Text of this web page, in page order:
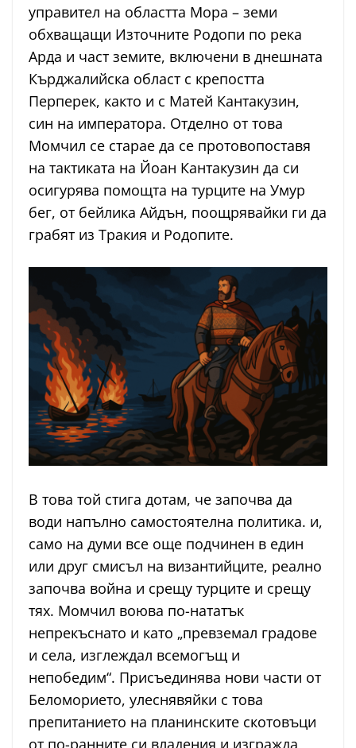
управител на областта Мора – земи
обхващащи Източните Родопи по река
Арда и част земите, включени в днешната
Кърджалийска област c крепостта
Перперек, както и c Матей Кантакузин,
син на императора. Отделно от това
Момчил се старае да се протовопоставя
на тактиката на Йоан Кантакузин да си
осигурява помощта на турците на Умур
бег, от бейлика Айдън, поощрявайки ги да
грабят из Тракия и Родопите.
В това той стига дотам, че започва да
води напълно самостоятелна политика. и,
само на думи все още подчинен в един
или друг смисъл на византийците, реално
започва война и срещу турците и срещу
тях. Момчил воюва по-нататък
непрекъснато и като „превземал градове
и села, изглеждал всемогъщ и
непобедим“. Присъединява нови части от
Беломорието, улеснявяйки с това
препитанието на планинските скотовъци